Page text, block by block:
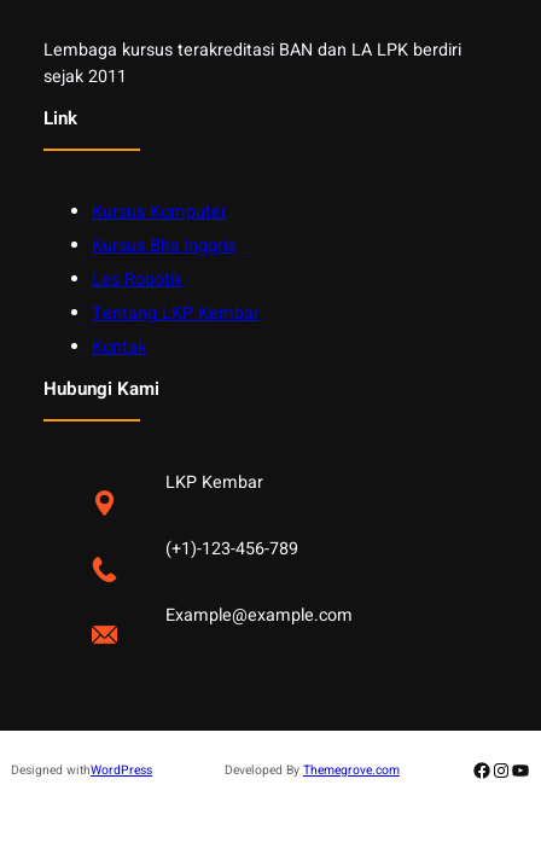
Lembaga kursus terakreditasi BAN dan LA LPK berdiri
sejak 2011
Link
Kursus Komputer
Kursus Bhs Inggris
Les Robotik
Tentang LKP Kembar
Kontak
Hubungi Kami
LKP Kembar
(+1)-123-456-789
Example@example.com
Designed withWordPress Developed By Themegrove.com